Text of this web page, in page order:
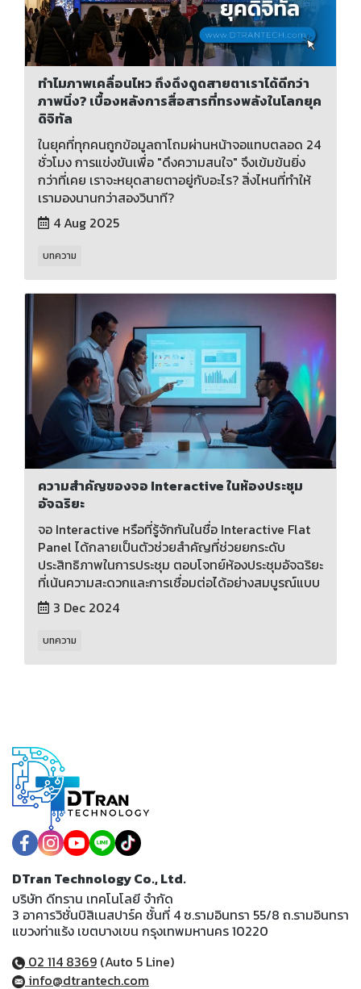
ทำไมภาพเคลื่อนไหว ถึงดึงดูดสายตาเราได้ดีกว่า
ภาพนิ่ง? เบื้องหลังการสื่อสารที่ทรงพลังในโลกยุค
ดิจิทัล
ในยุคที่ทุกคนถูกข้อมูลถาโถมผ่านหน้าจอแทบตลอด 24
ชั่วโมง การแข่งขันเพื่อ "ดึงความสนใจ" จึงเข้มข้นยิ่ง
กว่าที่เคย เราจะหยุดสายตาอยู่กับอะไร? สิ่งไหนที่ทำให้
เรามองนานกว่าสองวินาที?
4 Aug 2025
บทความ
ความสำคัญของจอ Interactive ในห้องประชุม
อัจฉริยะ
จอ Interactive หรือที่รู้จักกันในชื่อ Interactive Flat
Panel ได้กลายเป็นตัวช่วยสำคัญที่ช่วยยกระดับ
ประสิทธิภาพในการประชุม ตอบโจทย์ห้องประชุมอัจฉริยะ
ที่เน้นความสะดวกและการเชื่อมต่อได้อย่างสมบูรณ์แบบ
3 Dec 2024
บทความ
DTran Technology Co., Ltd.
บริษัท ดีทราน เทคโนโลยี จำกัด
3 อาคารวิชั่นบิสิเนสปาร์ค ชั้นที่ 4 ซ.รามอินทรา 55/8 ถ.รามอินทรา
แขวงท่าแร้ง เขตบางเขน กรุงเทพมหานคร 10220
02 114 8369 (Auto 5 Line)
info@dtrantech.com